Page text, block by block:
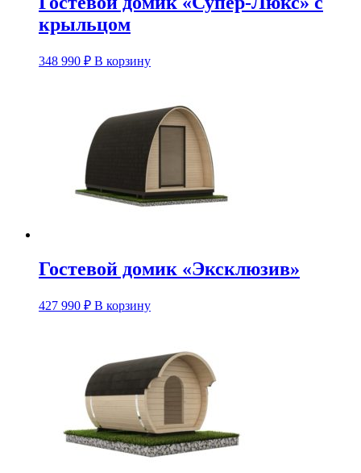
крыльцом
348 990 ₽ В корзину
Гостевой домик «Эксклюзив»
427 990 ₽ В корзину